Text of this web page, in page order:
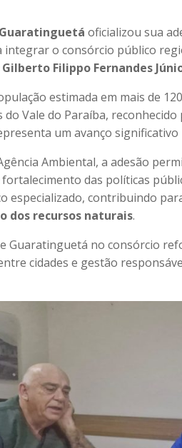
Guaratinguetá oficializou sua
integrar o consórcio público
Filippo Fernandes
estimada em mais de
Vale do Paraíba,
um avanço
Ambiental, a adesão
das políticas
especializado, contribuindo
dos recursos naturais.
Guaratinguetá no consórcio
cidades e gestão